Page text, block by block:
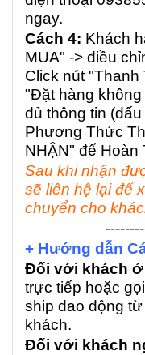
ngay.
Cách 4: Khách
MUA" -> điều
Click nút "Thanh
"Đặt hàng
đủ thông tin
Phương Thức
NHẬN" để Hoàn
Sau khi nhận
sẽ liên hệ lại để
chuyển cho
+ Hướng dẫn
Đối với khách ở
trực tiếp hoặc
ship dao động
khách.
Đối với khách